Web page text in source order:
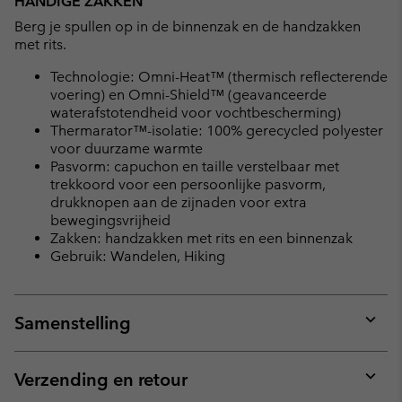
Berg je spullen op in de binnenzak en de handzakken
met rits.
Technologie: Omni-Heat™ (thermisch reflecterende
voering) en Omni-Shield™ (geavanceerde
waterafstotendheid voor vochtbescherming)
Thermarator™-isolatie: 100% gerecycled polyester
voor duurzame warmte
Pasvorm: capuchon en taille verstelbaar met
trekkoord voor een persoonlijke pasvorm,
drukknopen aan de zijnaden voor extra
bewegingsvrijheid
Zakken: handzakken met rits en een binnenzak
Gebruik: Wandelen, Hiking
Samenstelling
or
Verzending en retour